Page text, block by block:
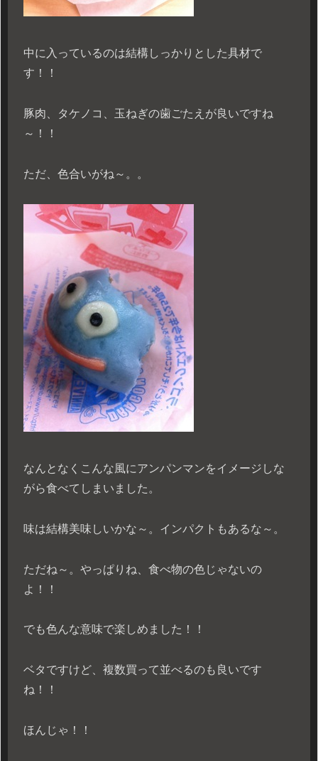
中に入っているのは結構しっかりとした具材で
す！！
豚肉、タケノコ、玉ねぎの歯ごたえが良いですね
～！！
ただ、色合いがね～。。
なんとなくこんな風にアンパンマンをイメージしな
がら食べてしまいました。
味は結構美味しいかな～。インパクトもあるな～。
ただね～。やっぱりね、食べ物の色じゃないの
よ！！
でも色んな意味で楽しめました！！
ベタですけど、複数買って並べるのも良いです
ね！！
ほんじゃ！！